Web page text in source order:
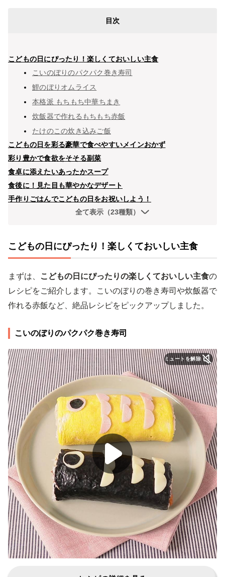
目次
こどもの日にぴったり！楽しくておいしい主食
こいのぼりのパクパク巻き寿司
鯉のぼりオムライス
本格派 もちもち中華ちまき
炊飯器で作れるもちもち赤飯
たけのこの炊き込みご飯
こどもの日を彩る豪華で食べやすいメインおかず
彩り豊かで食欲をそそる副菜
食卓に添えたいあったかスープ
食後に！見た目も華やかなデザート
手作りごはんでこどもの日をお祝いしよう！
全て表示（23種類）
こどもの日にぴったり！楽しくておいしい主食
まずは、 こどもの日にぴったりの楽しくておいしい主食の
レシピをご紹介します。こいのぼりの巻き寿司や炊飯器で
作れる赤飯など、絶品レシピをピックアップしました。
こいのぼりのパクパク巻き寿司
ミュートを解除